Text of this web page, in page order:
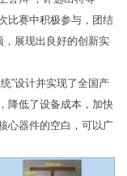
比赛中积极参与，团结
展现出良好的创新实
”设计并实现了全国产
降低了设备成本，加快
心器件的空白，可以广